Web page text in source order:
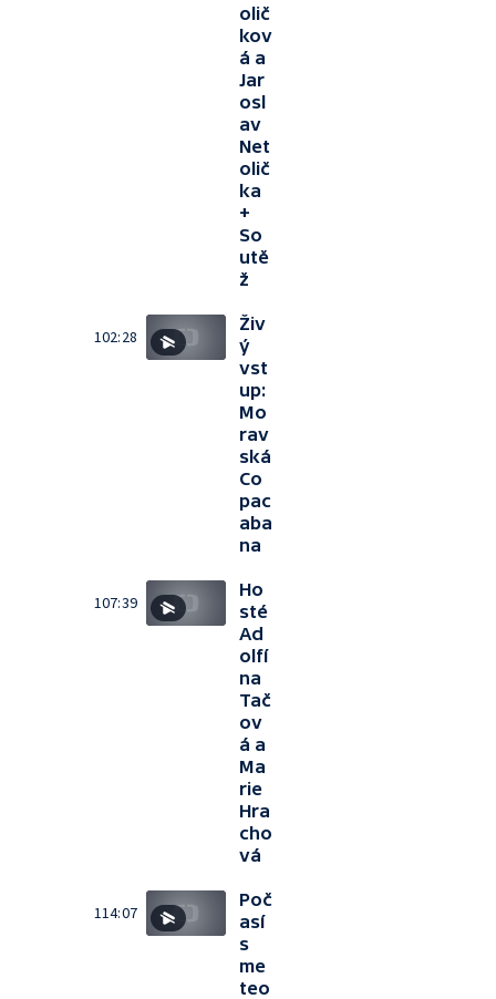
olič
kov
á a
Jar
osl
av
Net
olič
ka
+
So
utě
ž
102:28
Živ
ý
vst
up:
Mo
rav
ská
Co
pac
aba
na
107:39
Ho
sté
Ad
olfí
na
Tač
ov
á a
Ma
rie
Hra
cho
vá
114:07
Poč
así
s
me
teo